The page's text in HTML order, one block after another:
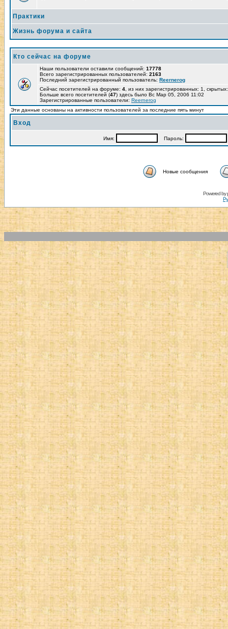
Практики
Жизнь форума и сайта
Кто сейчас на форуме
Наши пользователи оставили сообщений: 17778
Всего зарегистрированных пользователей: 2163
Последний зарегистрированный пользователь: Reernerog
Сейчас посетителей на форуме: 4 , из них зарегистрированных: 1,
Больше всего посетителей (47) здесь было Вс Мар 05, 2006 11:02
Зарегистрированные пользователи: Reernerog
Эти данные основаны на активности пользователей за последние пять минут
Вход
Имя: Пароль:
Новые сообщения
Powered by